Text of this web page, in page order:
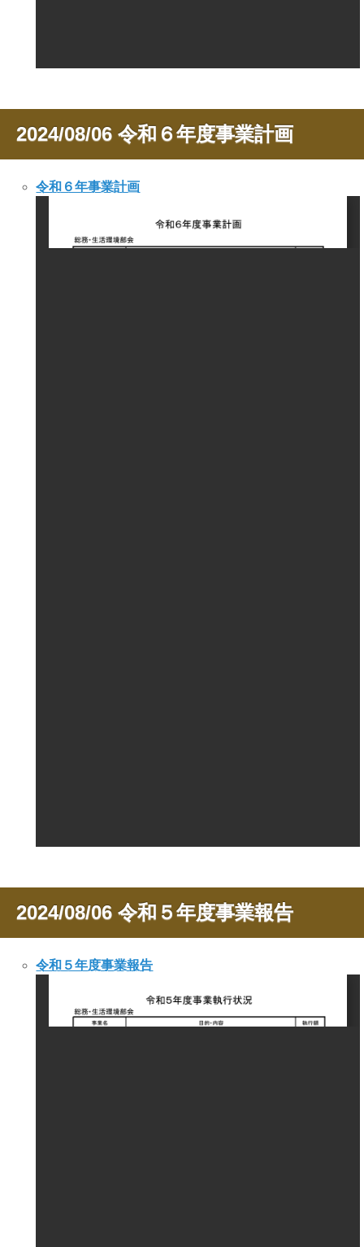
2024/08/06 令和６年度事業計画
令和６年事業計画
2024/08/06 令和５年度事業報告
令和５年度事業報告